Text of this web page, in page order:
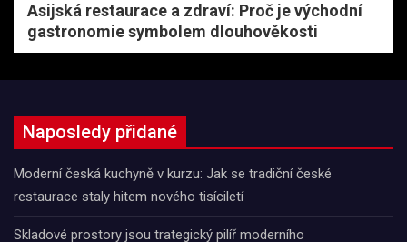
Asijská restaurace a zdraví: Proč je východní
gastronomie symbolem dlouhověkosti
Naposledy přidané
Moderní česká kuchyně v kurzu: Jak se tradiční české
restaurace staly hitem nového tisíciletí
Skladové prostory jsou trategický pilíř moderního